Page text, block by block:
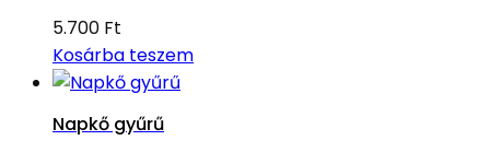
5.700 Ft
Kosárba teszem
Napkő gyűrű